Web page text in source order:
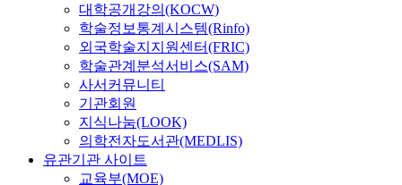
대학공개강의(KOCW)
학술정보통계시스템(Rinfo)
외국학술지지원센터(FRIC)
학술관계분석서비스(SAM)
사서커뮤니티
기관회원
지식나눔(LOOK)
의학전자도서관(MEDLIS)
유관기관 사이트
교육부(MOE)